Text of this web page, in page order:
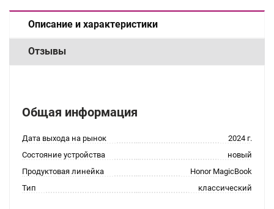
Описание и характеристики
Отзывы
Общая информация
Дата выхода на рынок
2024 г.
Состояние устройства
новый
Продуктовая линейка
Honor MagicBook
Тип
классический